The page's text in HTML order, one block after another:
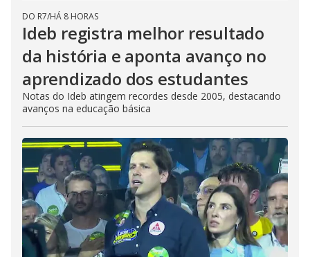
DO R7/HÁ 8 HORAS
Ideb registra melhor resultado
da história e aponta avanço no
aprendizado dos estudantes
Notas do Ideb atingem recordes desde 2005, destacando
avanços na educação básica